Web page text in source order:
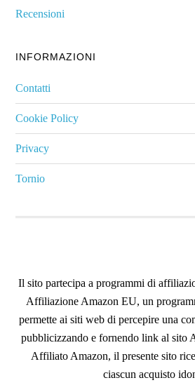
Recensioni
INFORMAZIONI
Contatti
Cookie Policy
Privacy
Tornio
Il sito partecipa a programmi di
Affiliazione Amazon EU, un
permette ai siti web di percepire una
pubblicizzando e fornendo link al sito
Affiliato Amazon, il presente sito
ciascun acquisto